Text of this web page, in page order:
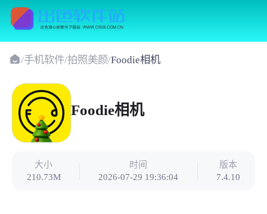
/手机软件/拍照美颜/Foodie相机
Foodie相机
大小
210.73M
时间
2026-07-29 19:36:04
版本
7.4.10